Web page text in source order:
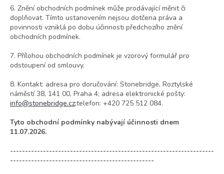
6. Znění obchodních podmínek může prodávající měnit či
doplňovat. Tímto ustanovením nejsou dotčena práva a
povinnosti vzniklá po dobu účinnosti předchozího znění
obchodních podmínek.
7. Přílohou obchodních podmínek je vzorový formulář pro
odstoupení od smlouvy.
8. Kontakt: adresa pro doručování: Stonebridge, Roztylské
náměstí 38, 141 00, Praha 4; adresa elektronické pošty:
info@stonebridge.cz;telefon: +420 725 512 084.
Tyto obchodní podmínky nabývají účinnosti dnem
11.07.2026.
--------------------------------------------------------------------
------------------------------------------------